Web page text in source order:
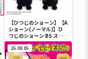
【ひつじのショーン】【A
ショーン(ノーマル)】ひ
つじのショーン BS スマ
ホショーンルダー
26.08.05